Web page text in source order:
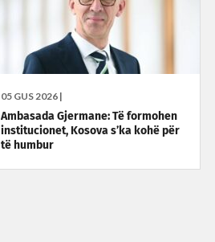
05 GUS 2026 |
Ambasada Gjermane: Të formohen
institucionet, Kosova s’ka kohë për
të humbur